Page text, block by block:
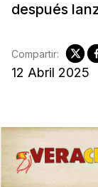
después
12 Abril 2025
Compartir: